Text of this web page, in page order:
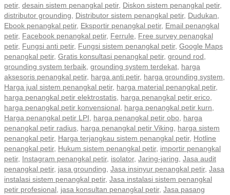
petir, desain sistem penangkal petir, Diskon sistem penangkal petir,
distributor grounding, Distributor sistem penangkal petir, Dudukan,
Ebook penangkal petir, Eksportir penangkal petir, Email penangkal
petir, Facebook penangkal petir, Ferrule, Free survey penangkal
petir, Fungsi anti petir, Fungsi sistem penangkal petir, Google Maps
penangkal petir, Gratis konsultasi penangkal petir, ground rod,
grounding system terbaik, grounding system terdekat, harga
aksesoris penangkal petir, harga anti petir, harga grounding system,
Harga jual sistem penangkal petir, harga material penangkal petir,
harga penangkal petir elektrostatis, harga penangkal petir erico,
harga penangkal petir konvensional, harga penangkal petir kurn,
Harga penangkal petir LPI, harga penangkal petir obo, harga
penangkal petir radius, harga penangkal petir Viking, harga sistem
penangkal petir, Harga terjangkau sistem penangkal petir, Hotline
penangkal petir, Hukum sistem penangkal petir, importir penangkal
petir, Instagram penangkal petir, isolator, Jaring-jaring, Jasa audit
penangkal petir, jasa grounding, Jasa insinyur penangkal petir, Jasa
instalasi sistem penangkal petir, Jasa instalasi sistem penangkal
petir profesional, jasa konsultan penangkal petir, Jasa pasang